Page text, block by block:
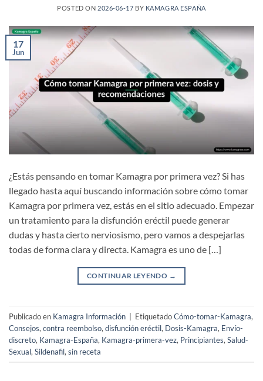
POSTED ON 2026-06-17 BY KAMAGRA ESPAÑA
17
Jun
¿Estás pensando en tomar Kamagra por primera vez? Si has
llegado hasta aquí buscando información sobre cómo tomar
Kamagra por primera vez, estás en el sitio adecuado. Empezar
un tratamiento para la disfunción eréctil puede generar
dudas y hasta cierto nerviosismo, pero vamos a despejarlas
todas de forma clara y directa. Kamagra es uno de […]
CONTINUAR LEYENDO →
Publicado en Kamagra Información EtiquetadoCómo-tomar-Kamagra,
Consejos, contra reembolso, disfunción eréctil, Dosis-Kamagra, Envío-
discreto, Kamagra-España, Kamagra-primera-vez, Principiantes, Salud-
Sexual, Sildenafil, sin receta